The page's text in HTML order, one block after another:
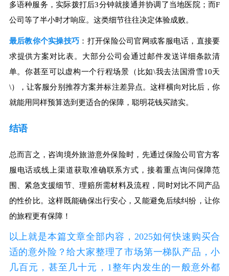
多语种服务，实际拨打后3分钟就接通并协调了当地医院；而F
公司等了半小时才响应。这类细节往往决定体验成败。
最后教你个实操技巧 ：打开保险公司官网或客服电话，直接要
求提供方案对比表。大部分公司会通过邮件发送详细条款清
单。你甚至可以虚构一个行程场景（比如\我去法国滑雪10天
\），让客服分别推荐方案并标注差异点。这样横向对比后，你
就能用同样预算选到更适合的保障，聪明花钱买踏实。
结语
总而言之，咨询境外旅游意外保险时，先通过保险公司官方客
服电话或线上渠道获取准确联系方式，接着重点询问保障范
围、紧急支援细节、理赔所需材料及流程，同时对比不同产品
的性价比。这样既能确保出行安心，又能避免后续纠纷，让你
的旅程更有保障！
以上就是本篇文章全部内容，2025如何快速购买合
适的意外险？给大家整理了市场第一梯队产品，小
几百元，甚至几十元，1整年内发生的一般意外都